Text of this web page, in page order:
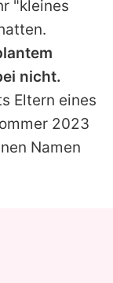
"kleines
nicht.
Eltern eines
2023
Namen